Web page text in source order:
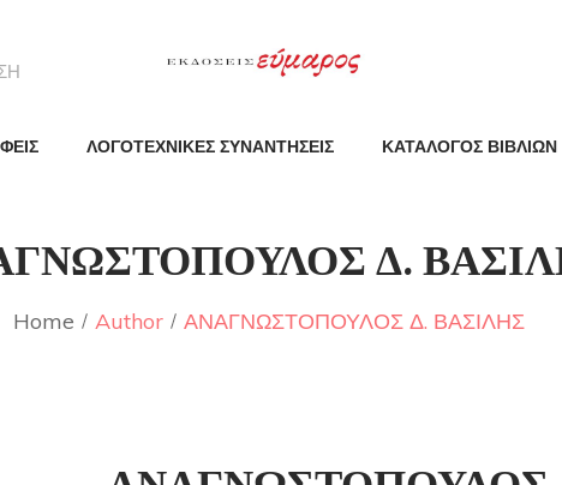
ΛΟΓΟΤΕΧΝΙΚΕΣ ΣΥΝΑΝΤΗΣΕΙΣ ΚΑΤΑΛΟΓΟΣ ΒΙΒΛΙΩΝ
Δ.
Home Author ΑΝΑΓΝΩΣΤΟΠΟΥΛΟΣ Δ. ΒΑΣΙΛΗΣ